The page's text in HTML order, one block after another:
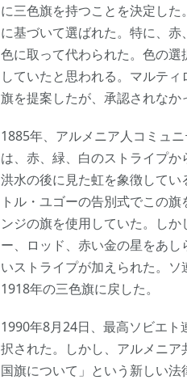
に三色旗を持つことを決定し
に基づいて選ばれた。特に、
色に取って代わられた。色の
していたと思われる。マルテ
旗を提案したが、承認されなか
1885年、アルメニア人コミュ
は、赤、緑、白のストライプ
洪水の後に見た虹を象徴して
トル・ユゴーの告別式でこの
ンジの旗を使用していた。し
ー、ロッド、赤い金の星をあ
いストライプが加えられた。
1918年の三色旗に戻した。
1990年8月24日、最高ソビエ
択された。しかし、アルメニ
国旗について」という新しい